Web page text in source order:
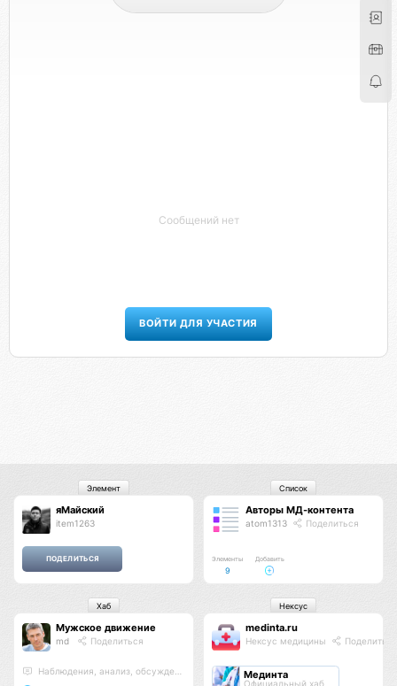
Сообщений нет
ВОЙТИ ДЛЯ УЧАСТИЯ
яМайский
item1263
Элемент
Авторы МД-контента
atom1313 Поделиться
Элементы
9
Добавить
Список
Мужское движение
md Поделиться
Наблюдения, анализ, обсуждения
Хаб
medinta.ru
Нексус медицины Поделиться
Мединта
Официальный хаб
Нексус